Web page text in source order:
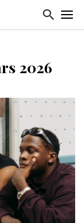
2026